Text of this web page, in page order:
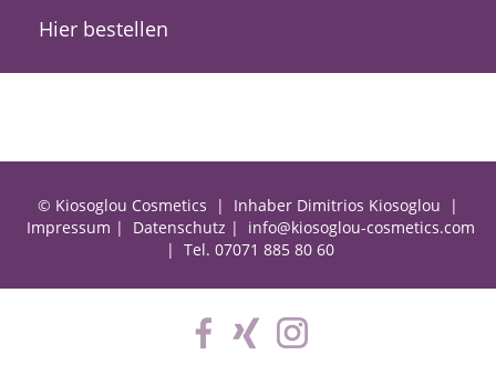
Hier bestellen
© Kiosoglou Cosmetics | Inhaber Dimitrios Kiosoglou |
Impressum | Datenschutz | info@kiosoglou-cosmetics.com
| Tel. 07071 885 80 60